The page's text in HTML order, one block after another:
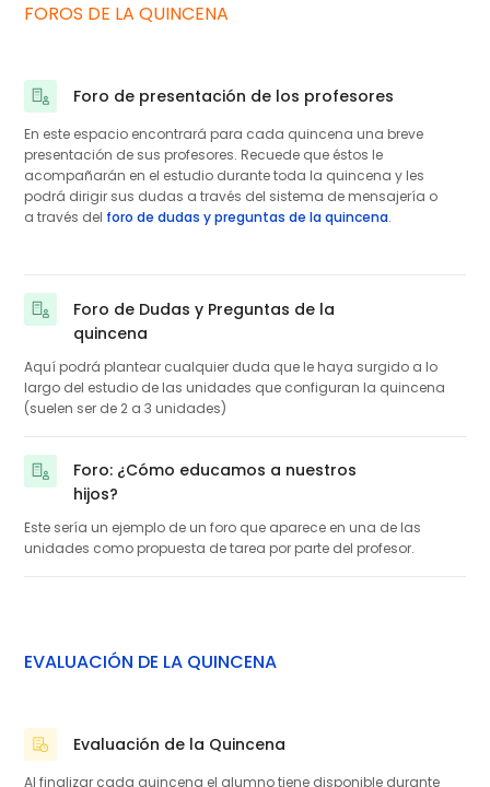
FOROS DE LA QUINCENA
Foro de presentación de los profesores
En este espacio encontrará para cada quincena una breve
presentación de sus profesores. Recuede que éstos le
acompañarán en el estudio durante toda la quincena y les
podrá dirigir sus dudas a través del sistema de mensajería o
a través del foro de dudas y preguntas de la quincena.
Foro de Dudas y Preguntas de la
quincena
Aquí podrá plantear cualquier duda que le haya surgido a lo
largo del estudio de las unidades que configuran la quincena
(suelen ser de 2 a 3 unidades)
Foro: ¿Cómo educamos a nuestros
hijos?
Este sería un ejemplo de un foro que aparece en una de las
unidades como propuesta de tarea por parte del profesor.
EVALUACIÓN DE LA QUINCENA
Evaluación de la Quincena
Cuestionario
Al finalizar cada quincena el alumno tiene disponible durante